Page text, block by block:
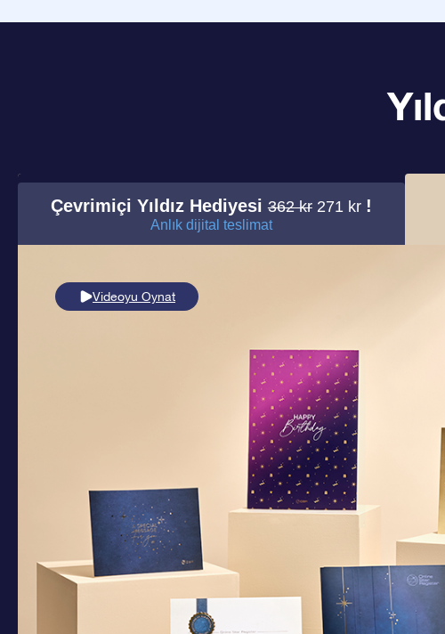
Çevrimiçi Yıldız Hediyesi362 kr 271 kr !
Anlık dijital teslimat
Videoyu Oynat